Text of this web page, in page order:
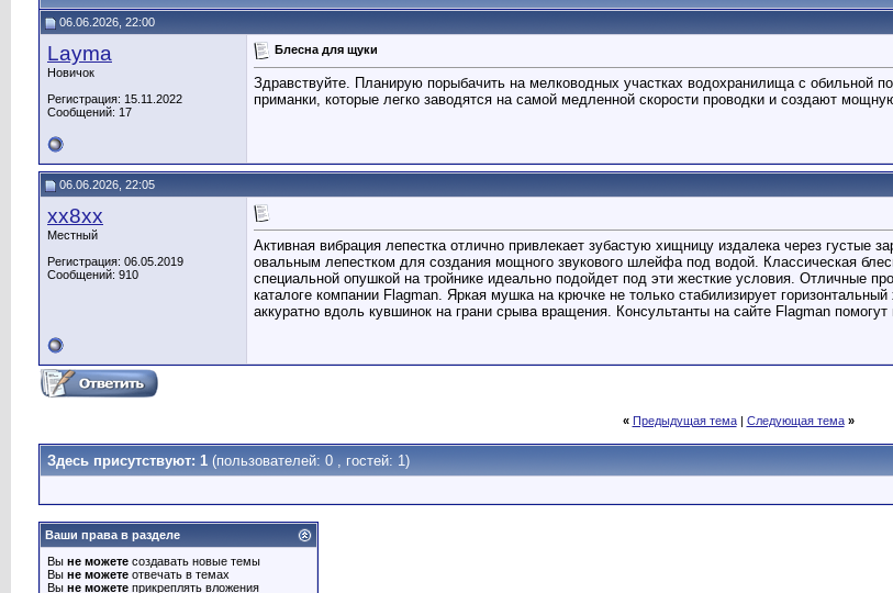
06.06.2026, 22:00
Layma
Новичок
Регистрация: 15.11.2022
Сообщений: 17
Блесна для щуки
Здравствуйте. Планирую порыбачить на мелководных участках водохранилища с
приманки, которые легко заводятся на самой медленной скорости проводки и создают
06.06.2026, 22:05
хх8хх
Местный
Регистрация: 06.05.2019
Сообщений: 910
Активная вибрация лепестка отлично привлекает зубастую хищницу издалека через
овальным лепестком для создания мощного звукового шлейфа под водой. Классическая
специальной опушкой на тройнике идеально подойдет под эти жесткие условия. Отличные
каталоге компании Flagman. Яркая мушка на крючке не только стабилизирует
аккуратно вдоль кувшинок на грани срыва вращения. Консультанты на сайте Flagman
« Предыдущая тема| Следующая тема »
Здесь присутствуют: 1 (пользователей: 0 , гостей: 1)
Ваши права в разделе
Вы не можете создавать новые темы
Вы не можете отвечать в темах
Вы не можете прикреплять вложения